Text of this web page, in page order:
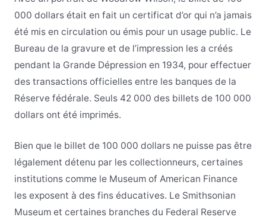
000 dollars était en fait un certificat d’or qui n’a jamais
été mis en circulation ou émis pour un usage public. Le
Bureau de la gravure et de l’impression les a créés
pendant la Grande Dépression en 1934, pour effectuer
des transactions officielles entre les banques de la
Réserve fédérale. Seuls 42 000 des billets de 100 000
dollars ont été imprimés.
Bien que le billet de 100 000 dollars ne puisse pas être
légalement détenu par les collectionneurs, certaines
institutions comme le Museum of American Finance
les exposent à des fins éducatives. Le Smithsonian
Museum et certaines branches du Federal Reserve